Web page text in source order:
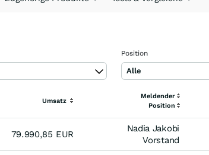
Position
Alle
Umsatz
Meldender
Position
79.990,85 EUR
Nadia Jakobi
Vorstand